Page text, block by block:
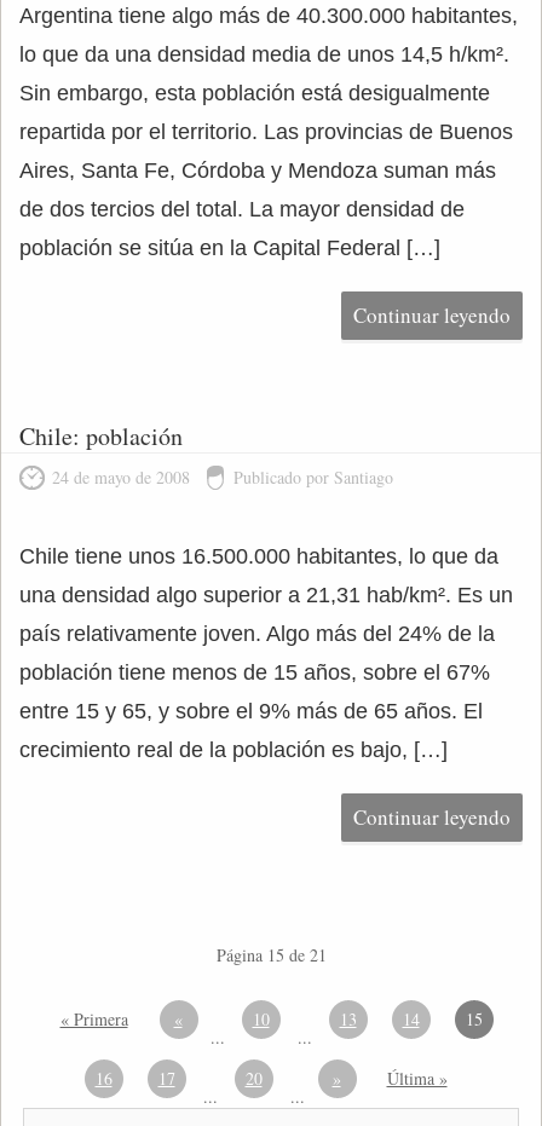
Argentina tiene algo más de 40.300.000 habitantes,
lo que da una densidad media de unos 14,5 h/km².
Sin embargo, esta población está desigualmente
repartida por el territorio. Las provincias de Buenos
Aires, Santa Fe, Córdoba y Mendoza suman más
de dos tercios del total. La mayor densidad de
población se sitúa en la Capital Federal […]
Continuar leyendo
Chile: población
24 de mayo de 2008 Publicado por Santiago
Chile tiene unos 16.500.000 habitantes, lo que da
una densidad algo superior a 21,31 hab/km². Es un
país relativamente joven. Algo más del 24% de la
población tiene menos de 15 años, sobre el 67%
entre 15 y 65, y sobre el 9% más de 65 años. El
crecimiento real de la población es bajo, […]
Continuar leyendo
Página 15 de 21
« Primera «
...
10
...
13 14 15
16 17
...
20
...
» Última »